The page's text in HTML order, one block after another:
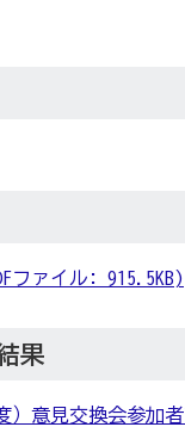
ファイル: 915.5KB)
果
）意見交換会参加